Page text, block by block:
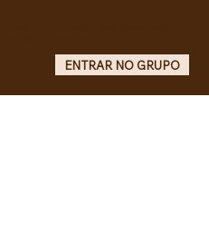
ENTRAR NO GRUPO